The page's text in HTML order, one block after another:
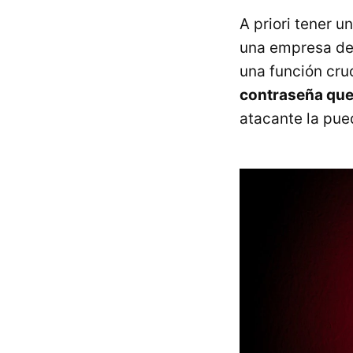
A priori tener
una empresa
una función
contraseña
atacante la